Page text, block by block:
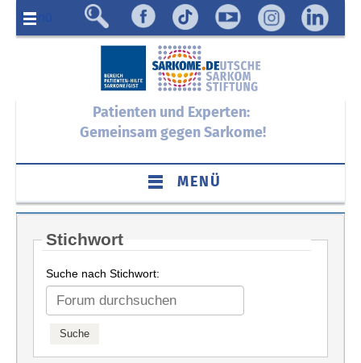
Menü
Patienten und Experten:
Gemeinsam gegen Sarkome!
MENÜ
Stichwort
Suche nach Stichwort: